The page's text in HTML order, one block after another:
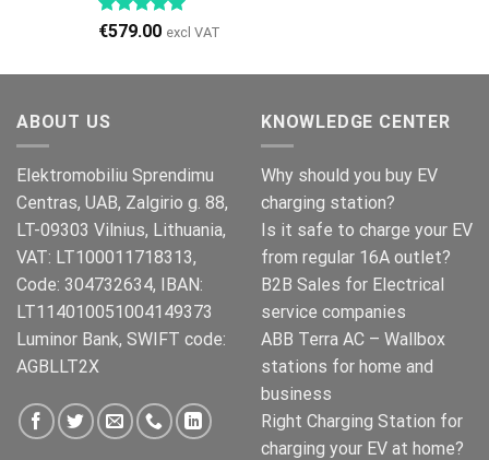
€579.00 excl VAT
ABOUT US
Elektromobiliu Sprendimu
Centras, UAB, Zalgirio g. 88,
LT-09303 Vilnius, Lithuania,
VAT: LT100011718313,
Code: 304732634, IBAN:
LT114010051004149373
Luminor Bank, SWIFT code:
AGBLLT2X
KNOWLEDGE CENTER
Why should you buy EV
charging station?
Is it safe to charge your EV
from regular 16A outlet?
B2B Sales for Electrical
service companies
ABB Terra AC – Wallbox
stations for home and
business
Right Charging Station for
charging your EV at home?